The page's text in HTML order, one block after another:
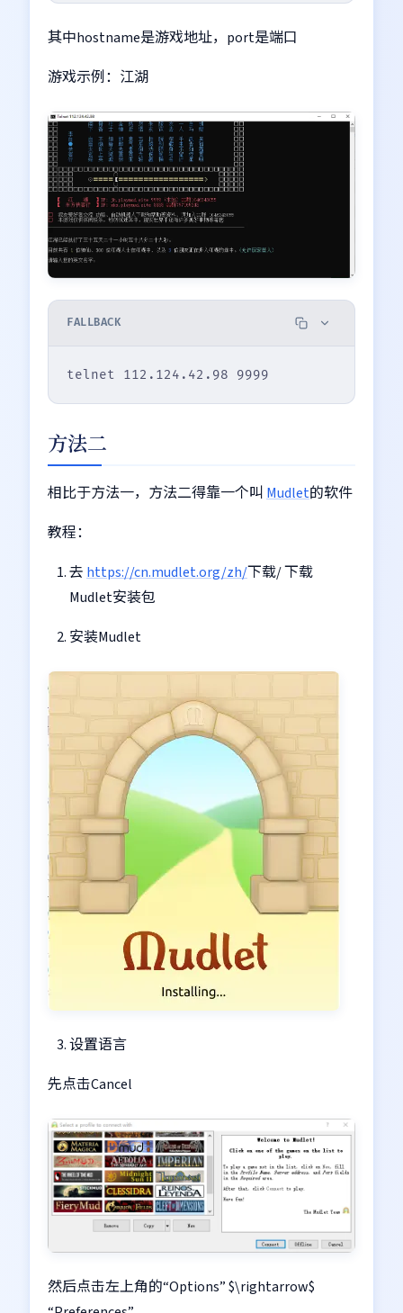
其中hostname是游戏地址，port是端口
游戏示例：江湖
FALLBACK
方法二
相比于方法一，方法二得靠一个叫 Mudlet的软件
教程：
去 https://cn.mudlet.org/zh/下载/ 下载
Mudlet安装包
安装Mudlet
设置语言
先点击Cancel
然后点击左上角的“Options” $\rightarrow$